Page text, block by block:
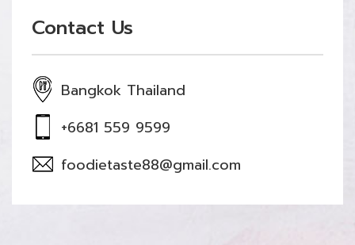
Contact Us
Bangkok Thailand
+6681 559 9599
foodietaste88@gmail.com